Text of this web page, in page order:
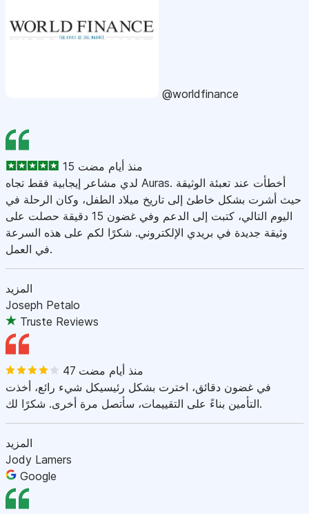
@worldfinance
15 منذ أيام مضت
لدي مشاعر إيجابية فقط تجاه Auras. أخطأت عند تعبئة الوثيقة
حيث أشرت بشكل خاطئ إلى تاريخ ميلاد الطفل، وكان الرحلة في
اليوم التالي، كتبت إلى الدعم وفي غضون 15 دقيقة حصلت على
وثيقة جديدة في بريدي الإلكتروني. شكرًا لكم على هذه السرعة
في العمل.
المزيد
Joseph Petalo
Truste Reviews
47 منذ أيام مضت
في غضون دقائق، اخترت بشكل رئيسيكل شيء رائع، أخذت
التأمين بناءً على التقييمات، سأتصل مرة أخرى. شكرًا لك.
المزيد
Jody Lamers
Google